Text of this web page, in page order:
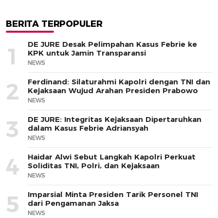
BERITA TERPOPULER
1
DE JURE Desak Pelimpahan Kasus Febrie ke
KPK untuk Jamin Transparansi
NEWS
2
Ferdinand: Silaturahmi Kapolri dengan TNI dan
Kejaksaan Wujud Arahan Presiden Prabowo
NEWS
3
DE JURE: Integritas Kejaksaan Dipertaruhkan
dalam Kasus Febrie Adriansyah
NEWS
4
Haidar Alwi Sebut Langkah Kapolri Perkuat
Soliditas TNI, Polri, dan Kejaksaan
NEWS
5
Imparsial Minta Presiden Tarik Personel TNI
dari Pengamanan Jaksa
NEWS